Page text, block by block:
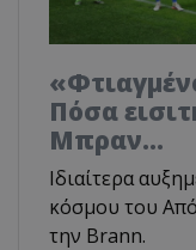
Πόσα
Μπραν...
Ιδιαίτερα
κόσμου του
την Brann.